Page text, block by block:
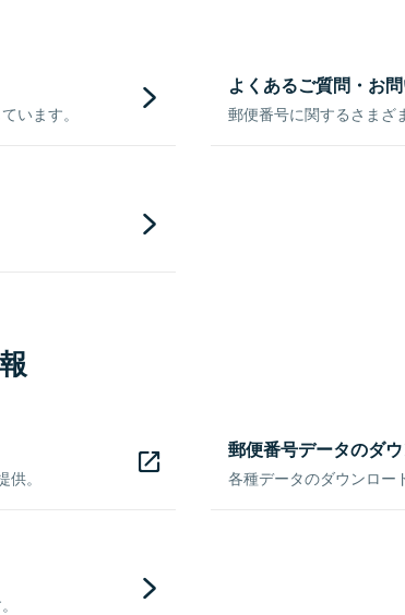
います。
よくあるご質問・お
郵便番号に関するさまざ
。
郵便番号データのダ
各種データのダウンロー